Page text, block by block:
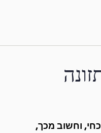
וחשוב מכך,